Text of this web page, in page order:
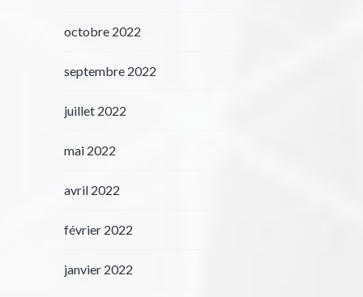
octobre 2022
septembre 2022
juillet 2022
mai 2022
avril 2022
février 2022
janvier 2022